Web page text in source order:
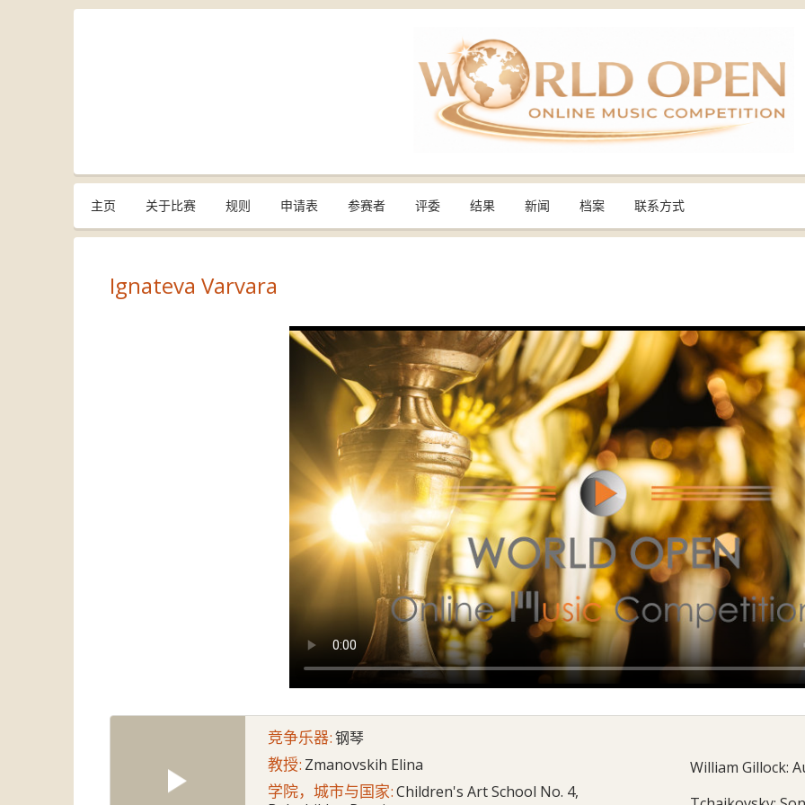
主页 关于比赛 规则 申请表 参赛者 评委 结果 新闻 档案 联系方式
Ignateva Varvara
竞争乐器:钢琴
教授: Zmanovskih Elina
学院，城市与国家:Children's Art School No. 4,
William Gillock: